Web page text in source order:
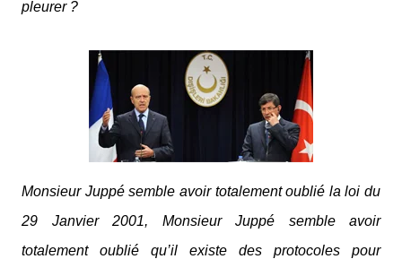
pleurer ?
Monsieur Juppé semble avoir totalement oublié la loi du
29 Janvier 2001, Monsieur Juppé semble avoir
totalement oublié qu’il existe des protocoles pour